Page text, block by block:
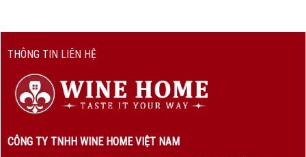
THÔNG TIN LIÊN HỆ
CÔNG TY TNHH WINE HOME VIỆT NAM